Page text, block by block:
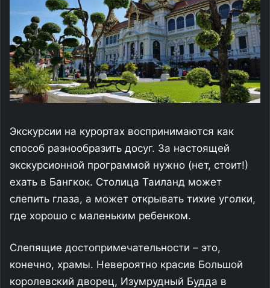
Экскурсии на курортах воспринимаются как
способ разнообразить досуг. За настоящей
экскурсионной программой нужно (нет, стоит!)
ехать в Бангкок. Столица Таиланд может
слепить глаза, а может открывать тихие уголки,
где хорошо с маленьким ребенком.
Слепящие достопримечательности – это,
конечно, храмы. Невероятно красив Большой
королевский дворец, Изумрудный Будда в